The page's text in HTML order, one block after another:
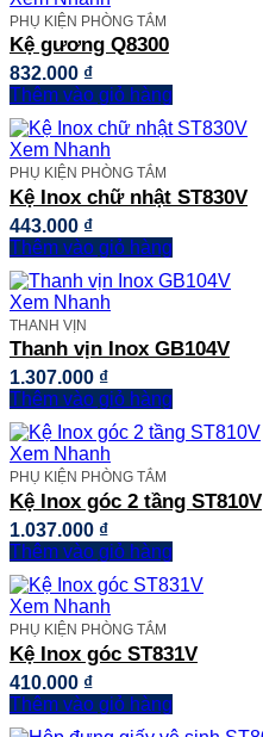
PHỤ KIỆN PHÒNG TẮM
Kệ gương Q8300
832.000 ₫
Thêm vào giỏ hàng
Xem Nhanh
PHỤ KIỆN PHÒNG TẮM
Kệ Inox chữ nhật ST830V
443.000 ₫
Thêm vào giỏ hàng
Xem Nhanh
THANH VỊN
Thanh vịn Inox GB104V
1.307.000 ₫
Thêm vào giỏ hàng
Xem Nhanh
PHỤ KIỆN PHÒNG TẮM
Kệ Inox góc 2 tầng ST810V
1.037.000 ₫
Thêm vào giỏ hàng
Xem Nhanh
PHỤ KIỆN PHÒNG TẮM
Kệ Inox góc ST831V
410.000 ₫
Thêm vào giỏ hàng